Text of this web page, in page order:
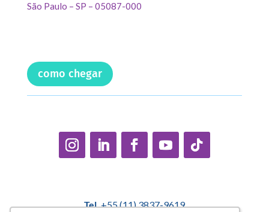
São Paulo – SP – 05087-000
como chegar
Tel.+55 (11) 3837-9619